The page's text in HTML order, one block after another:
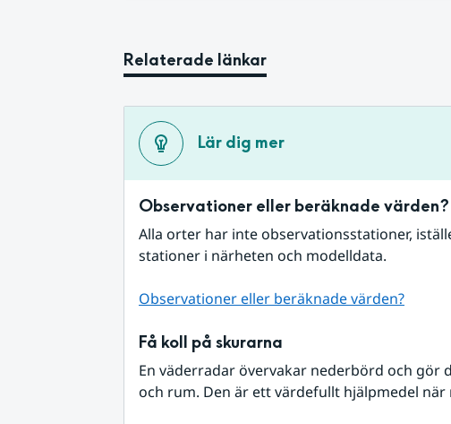
Relaterade länkar
Lär dig mer
Observationer eller beräknade värden?
Alla orter har inte observationsstationer,
stationer i närheten och modelldata.
Observationer eller beräknade värden?
Få koll på skurarna
En väderradar övervakar nederbörd och gör
och rum. Den är ett värdefullt hjälpmedel när